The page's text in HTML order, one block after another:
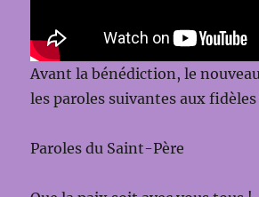
Avant la bénédiction, le nouveau
les paroles suivantes aux fidèles
Paroles du Saint-Père